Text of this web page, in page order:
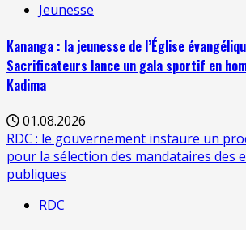
Jeunesse
Kananga : la jeunesse de l’Église
Sacrificateurs lance un gala sportif en
Kadima
01.08.2026
RDC : le gouvernement instaure un
pour la sélection des mandataires des
publiques
RDC